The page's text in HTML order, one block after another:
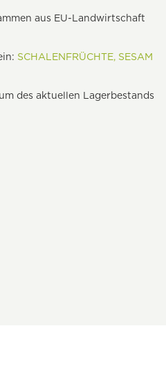
aus EU-Landwirtschaft
SCHALENFRÜCHTE, SESAM
des aktuellen Lagerbestands